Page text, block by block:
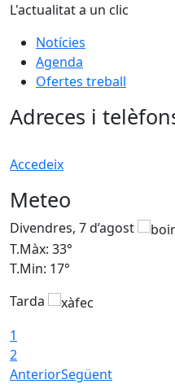
L'actualitat a un clic
Notícies
Agenda
Ofertes treball
Adreces i
Accedeix
Meteo
Divendres, 7 d’agost
T.Màx: 33°
T.Min: 17°
Tarda
1
2
AnteriorSegüent